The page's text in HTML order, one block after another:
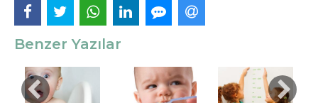
Benzer Yazılar